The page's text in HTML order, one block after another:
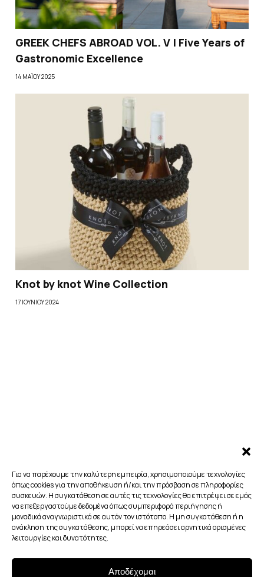
Για να παρέχουμε την καλύτερη εμπειρία, χρησιμοποιούμε τεχνολογίες
όπως cookies για την αποθήκευση ή/και την πρόσβαση σε πληροφορίες
συσκευών. Η συγκατάθεση σε αυτές τις τεχνολογίες θα επιτρέψει σε εμάς
να επεξεργαστούμε δεδομένα όπως συμπεριφορά περιήγησης ή
μοναδικά αναγνωριστικά σε αυτόν τον ιστότοπο. Η μη συγκατάθεση ή η
ανάκληση της συγκατάθεσης, μπορεί να επηρεάσει αρνητικά ορισμένες
λειτουργίες και δυνατότητες.
Αποδέχομαι
GREEK CHEFS ABROAD VOL. V | Five Years of
Gastronomic Excellence
14 ΜΑΪ́ΟΥ 2025
Knot by knot Wine Collection
17 ΙΟΥΝΊΟΥ 2024